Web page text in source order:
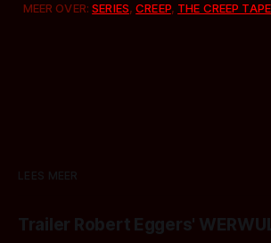
MEER OVER:SERIES,CREEP, THE CREEP
LEES MEER
Trailer Robert Eggers'